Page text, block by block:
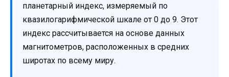
планетарный индекс, измеряемый по
квазилогарифмической шкале от 0 до 9. Этот
индекс рассчитывается на основе данных
магнитометров, расположенных в средних
широтах по всему миру.